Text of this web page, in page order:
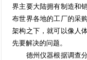
界主要大陆拥有制造和
布世界各地的工厂的采
架构之下，就可以像人
先要解决的问题。
德州仪器根据调查分